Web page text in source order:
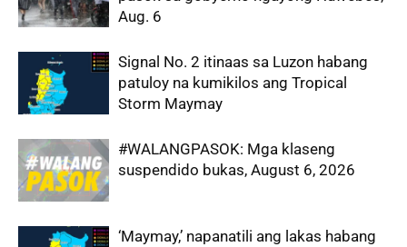
Aug. 6
Signal No. 2 itinaas sa Luzon habang
patuloy na kumikilos ang Tropical
Storm Maymay
#WALANGPASOK: Mga klaseng
suspendido bukas, August 6, 2026
‘Maymay,’ napanatili ang lakas habang